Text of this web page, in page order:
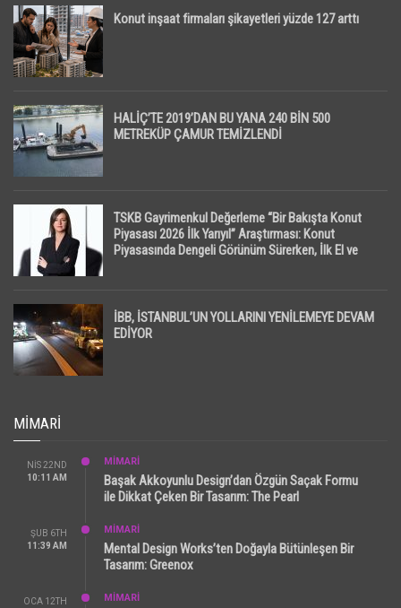
Konut inşaat firmaları şikayetleri yüzde 127 arttı
HALİÇ’TE 2019’DAN BU YANA 240 BİN 500
METREKÜP ÇAMUR TEMİZLENDİ
TSKB Gayrimenkul Değerleme “Bir Bakışta Konut
Piyasası 2026 İlk Yarıyıl” Araştırması: Konut
Piyasasında Dengeli Görünüm Sürerken, İlk El ve
İBB, İSTANBUL’UN YOLLARINI YENİLEMEYE DEVAM
EDİYOR
MIMARI
NIS 22ND
10:11 AM
MİMARİ
Başak Akkoyunlu Design’dan Özgün Saçak Formu
ile Dikkat Çeken Bir Tasarım: The Pearl
ŞUB 6TH
11:39 AM
MİMARİ
Mental Design Works’ten Doğayla Bütünleşen Bir
Tasarım: Greenox
OCA 12TH
MİMARİ